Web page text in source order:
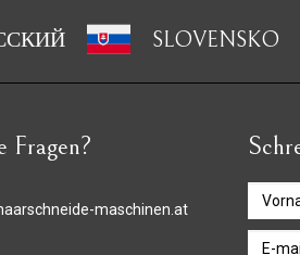
SLOVENSKO
Fragen?
maschinen.at